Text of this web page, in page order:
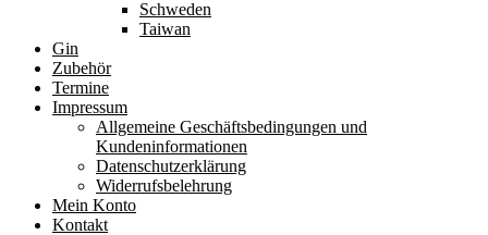
Schweden
Taiwan
Gin
Zubehör
Termine
Impressum
Allgemeine Geschäftsbedingungen und
Kundeninformationen
Datenschutzerklärung
Widerrufsbelehrung
Mein Konto
Kontakt